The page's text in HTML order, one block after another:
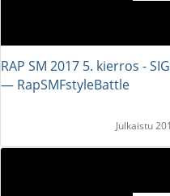
RAP SM 2017 5. kierros -
― RapSMFstyleBattle
Julkaistu